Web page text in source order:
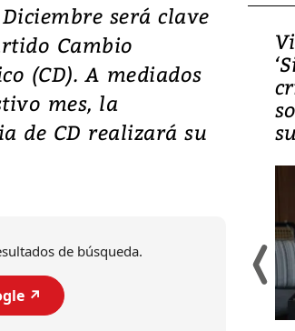
será clave
Cambio
(CD). A mediados
mes, la
de CD realizará su
de búsqueda.
↗️
Japón: Terremoto
heridos y graves
en Kumamoto
fuerte terremoto de magnitud
se registró este martes 28 de